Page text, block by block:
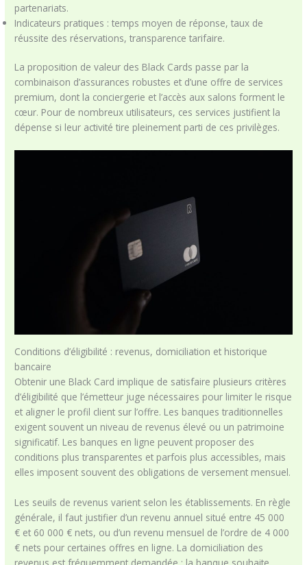
partenariats.
Indicateurs pratiques : temps moyen de réponse, taux de
réussite des réservations, transparence tarifaire.
La proposition de valeur des Black Cards passe par la
combinaison d’assurances robustes et d’une offre de services
premium, dont la conciergerie et l’accès aux salons forment le
cœur. Pour de nombreux utilisateurs, ces services justifient la
dépense si leur activité tire pleinement parti de ces privilèges.
Conditions d’éligibilité : revenus, domiciliation et historique
bancaire
Obtenir une Black Card implique de satisfaire plusieurs critères
d’éligibilité que l’émetteur juge nécessaires pour limiter le risque
et aligner le profil client sur l’offre. Les banques traditionnelles
exigent souvent un niveau de revenus élevé ou un patrimoine
significatif. Les banques en ligne peuvent proposer des
conditions plus transparentes et parfois plus accessibles, mais
elles imposent souvent des obligations de versement mensuel.
Les seuils de revenus varient selon les établissements. En règle
générale, il faut justifier d’un revenu annuel situé entre 45 000
€ et 60 000 € nets, ou d’un revenu mensuel de l’ordre de 4 000
€ nets pour certaines offres en ligne. La domiciliation des